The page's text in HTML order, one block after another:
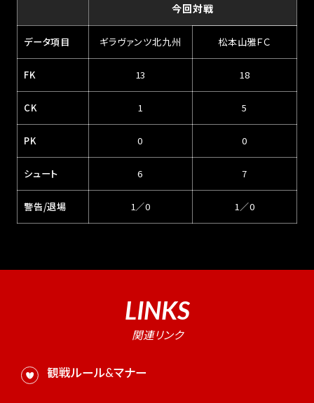
今回対戦
データ項目 ギラヴァンツ北九州 松本山雅ＦＣ
FK 13 18
CK 1 5
PK 0 0
シュート 6 7
警告/退場 1／0 1／0
LINKS
関連リンク
観戦ルール&マナー